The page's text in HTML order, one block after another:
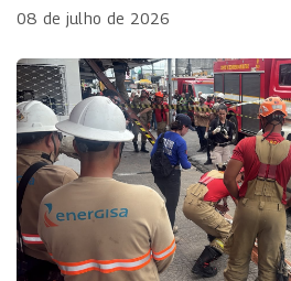
08 de julho de 2026